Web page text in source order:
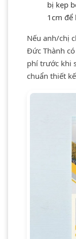
bị kẹp
1cm để
Nếu anh/chị
Đức Thành
phí trước khi
chuẩn thiết